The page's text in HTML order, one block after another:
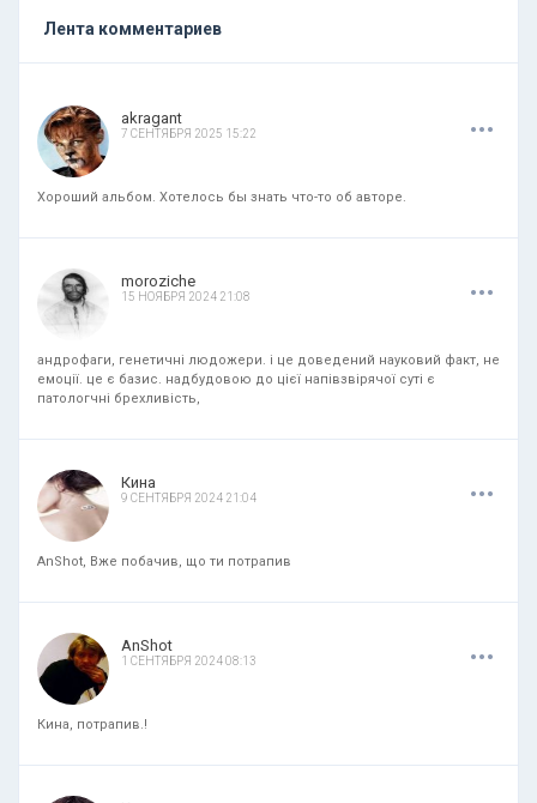
Лента комментариев
akragant
7 СЕНТЯБРЯ 2025 15:22 ...
Хороший альбом. Хотелось бы знать что-то об авторе.
moroziche
15 НОЯБРЯ 2024 21:08 ...
андрофаги, генетичні людожери. і це доведений науковий факт, не
емоції. це є базис. надбудовою до цієї напівзвірячої суті є
патологчні брехливість,
Кина
9 СЕНТЯБРЯ 2024 21:04 ...
AnShot, Вже побачив, що ти потрапив
AnShot
1 СЕНТЯБРЯ 2024 08:13 ...
Кина, потрапив.!